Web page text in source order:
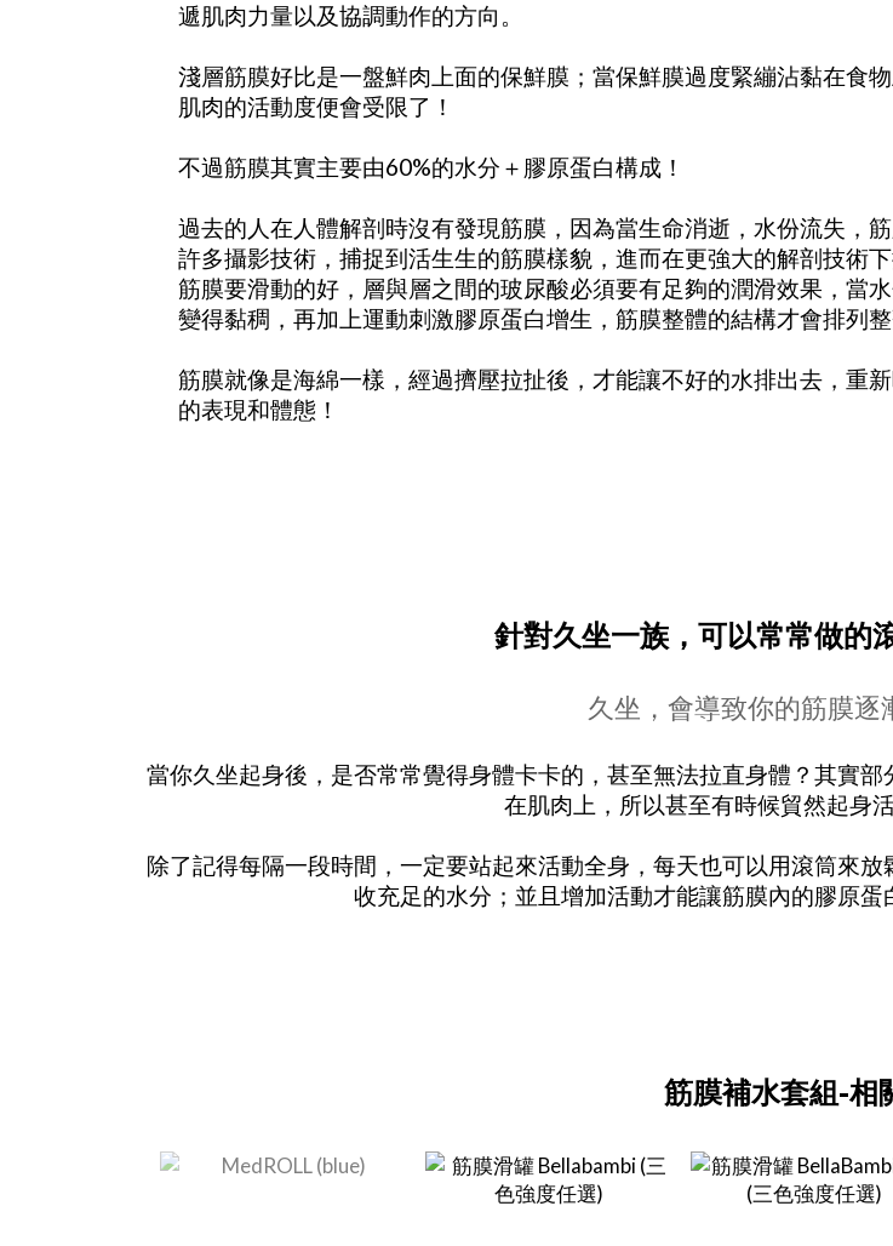
遞肌肉力量以及協調動作的方向。
淺層筋膜好比是一盤鮮肉上面的保鮮膜；當保鮮膜過度緊繃沾黏在食
肌肉的活動度便會受限了！
不過筋膜其實主要由60%的水分＋膠原蛋白構成！
過去的人在人體解剖時沒有發現筋膜，因為當生命消逝，水份流失，
許多攝影技術，捕捉到活生生的筋膜樣貌，進而在更強大的解剖技術下
筋膜要滑動的好，層與層之間的玻尿酸必須要有足夠的潤滑效果，當
變得黏稠，再加上運動刺激膠原蛋白增生，筋膜整體的結構才會排列整
筋膜就像是海綿一樣，經過擠壓拉扯後，才能讓不好的水排出去，重
的表現和體態！
針對久坐一族，可以常常做的
久坐，會導致你的筋膜逐
當你久坐起身後，是否常常覺得身體卡卡的，甚至無法拉直身體？其實
在肌肉上，所以甚至有時候貿然起身
除了記得每隔一段時間，一定要站起來活動全身，每天也可以用滾筒來
收充足的水分；並且增加活動才能讓筋膜內的膠原蛋
筋膜補水套組-相